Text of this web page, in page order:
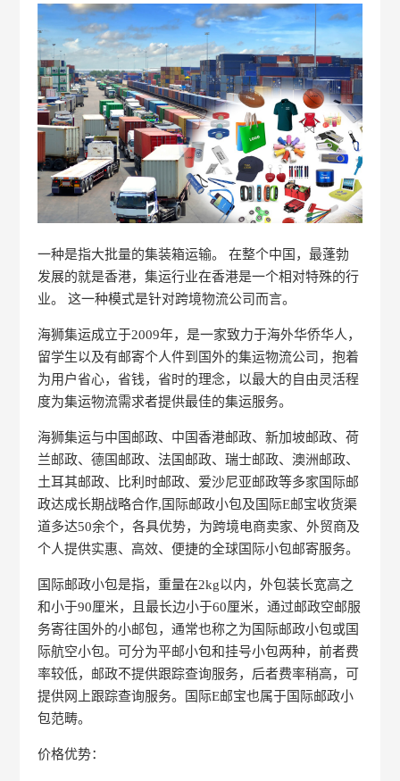
一种是指大批量的集装箱运输。 在整个中国，最蓬勃
发展的就是香港，集运行业在香港是一个相对特殊的行
业。 这一种模式是针对跨境物流公司而言。
海狮集运成立于2009年，是一家致力于海外华侨华人，
留学生以及有邮寄个人件到国外的集运物流公司，抱着
为用户省心，省钱，省时的理念，以最大的自由灵活程
度为集运物流需求者提供最佳的集运服务。
海狮集运与中国邮政、中国香港邮政、新加坡邮政、荷
兰邮政、德国邮政、法国邮政、瑞士邮政、澳洲邮政、
土耳其邮政、比利时邮政、爱沙尼亚邮政等多家国际邮
政达成长期战略合作,国际邮政小包及国际E邮宝收货渠
道多达50余个，各具优势，为跨境电商卖家、外贸商及
个人提供实惠、高效、便捷的全球国际小包邮寄服务。
国际邮政小包是指，重量在2kg以内，外包装长宽高之
和小于90厘米，且最长边小于60厘米，通过邮政空邮服
务寄往国外的小邮包，通常也称之为国际邮政小包或国
际航空小包。可分为平邮小包和挂号小包两种，前者费
率较低，邮政不提供跟踪查询服务，后者费率稍高，可
提供网上跟踪查询服务。国际E邮宝也属于国际邮政小
包范畴。
价格优势：